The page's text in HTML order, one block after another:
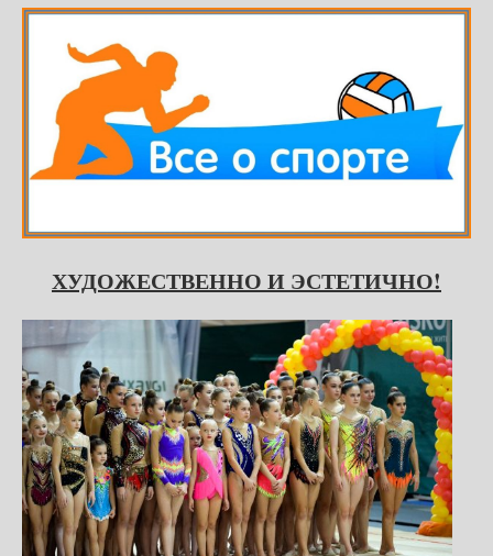
ХУДОЖЕСТВЕННО И ЭСТЕТИЧНО!